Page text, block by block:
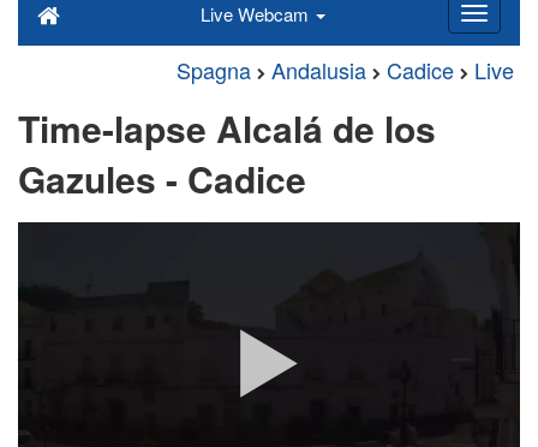
Live Webcam
Spagna Andalusia Cadice Live
Time-lapse Alcalá de los
Gazules - Cadice